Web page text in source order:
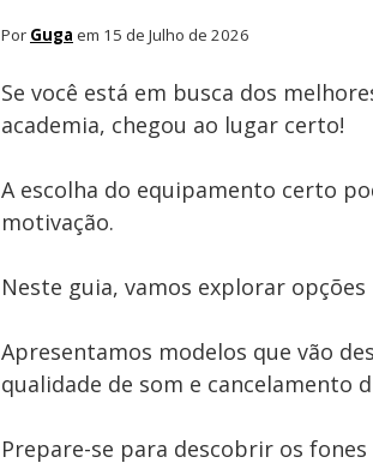
Por Guga em 15 de Julho de 2026
Se você está em busca dos
academia, chegou ao lugar certo!
A escolha do equipamento certo
motivação.
Neste guia, vamos explorar opções
Apresentamos modelos que vão
qualidade de som e cancelamento
Prepare-se para descobrir os